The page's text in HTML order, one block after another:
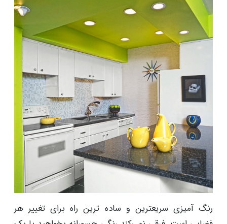
رنگ آمیزی سریعترین و ساده ترین راه برای تغییر هر